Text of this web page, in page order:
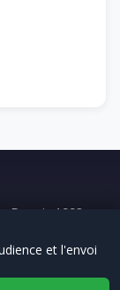
Depuis 1993
et l'envoi